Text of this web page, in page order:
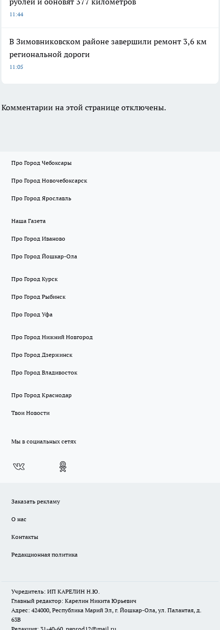
11:44
В Зимовниковском районе завершили ремонт 3,6 км
региональной дороги
11:05
Комментарии на этой странице отключены.
Про Город Чебоксары
Про Город Новочебоксарск
Про Город Ярославль
Наша Газета
Про Город Иваново
Про Город Йошкар-Ола
Про Город Курск
Про Город Рыбинск
Про Город Уфа
Про Город Нижний Новгород
Про Город Дзержинск
Про Город Владивосток
Про Город Краснодар
Твои Новости
Мы в социальных сетях
Заказать рекламу
О нас
Контакты
Редакционная политика
Учредитель: ИП КАРЕЛИН Н.Ю.
Главный редактор: Карелин Никита Юрьевич
Адрес: 424000, Республика Марий Эл, г. Йошкар-Ола, ул. Палантая, д.
63В